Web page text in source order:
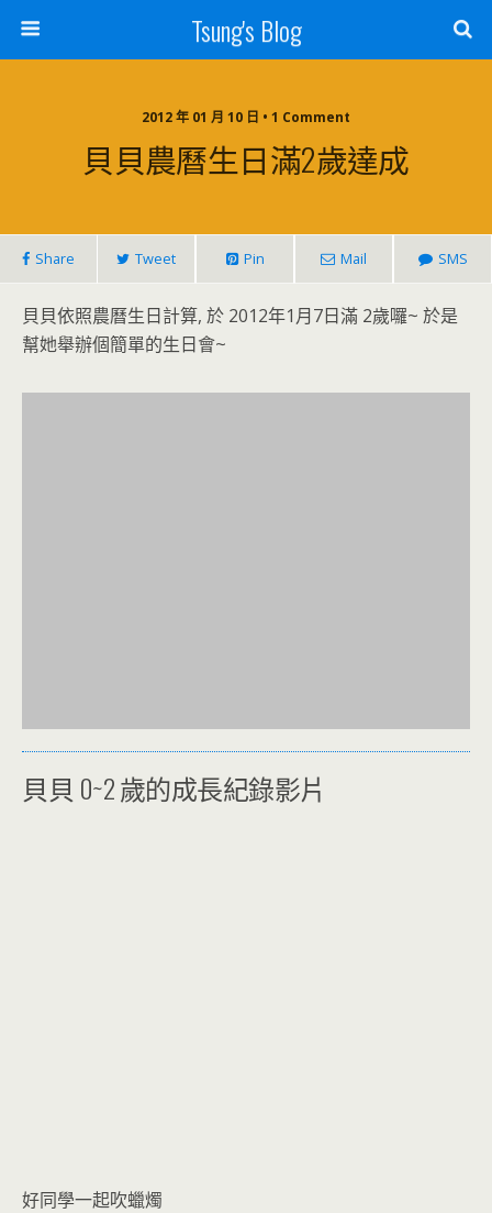
Tsung's Blog
2012 年 01 月 10 日 • 1 Comment
貝貝農曆生日滿2歲達成
Share Tweet Pin Mail SMS
貝貝依照農曆生日計算, 於 2012年1月7日滿 2歲囉~ 於是
幫她舉辦個簡單的生日會~
貝貝 0~2 歲的成長紀錄影片
好同學一起吹蠟燭